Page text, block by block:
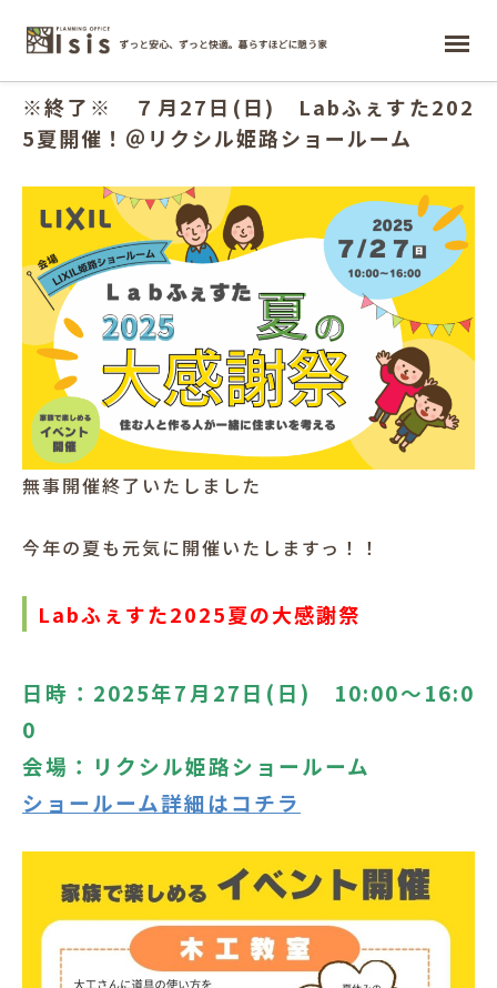
ホーム
犬と暮らす
※終了※ ７月27日(日) Labふぇすた202
5夏開催！＠リクシル姫路ショールーム
無事開催終了いたしました
今年の夏も元気に開催いたしますっ！！
Labふぇすた2025夏の大感謝祭
日時：2025年7月27日(日) 10:00～16:0
0
会場：リクシル姫路ショールーム
ショールーム詳細はコチラ